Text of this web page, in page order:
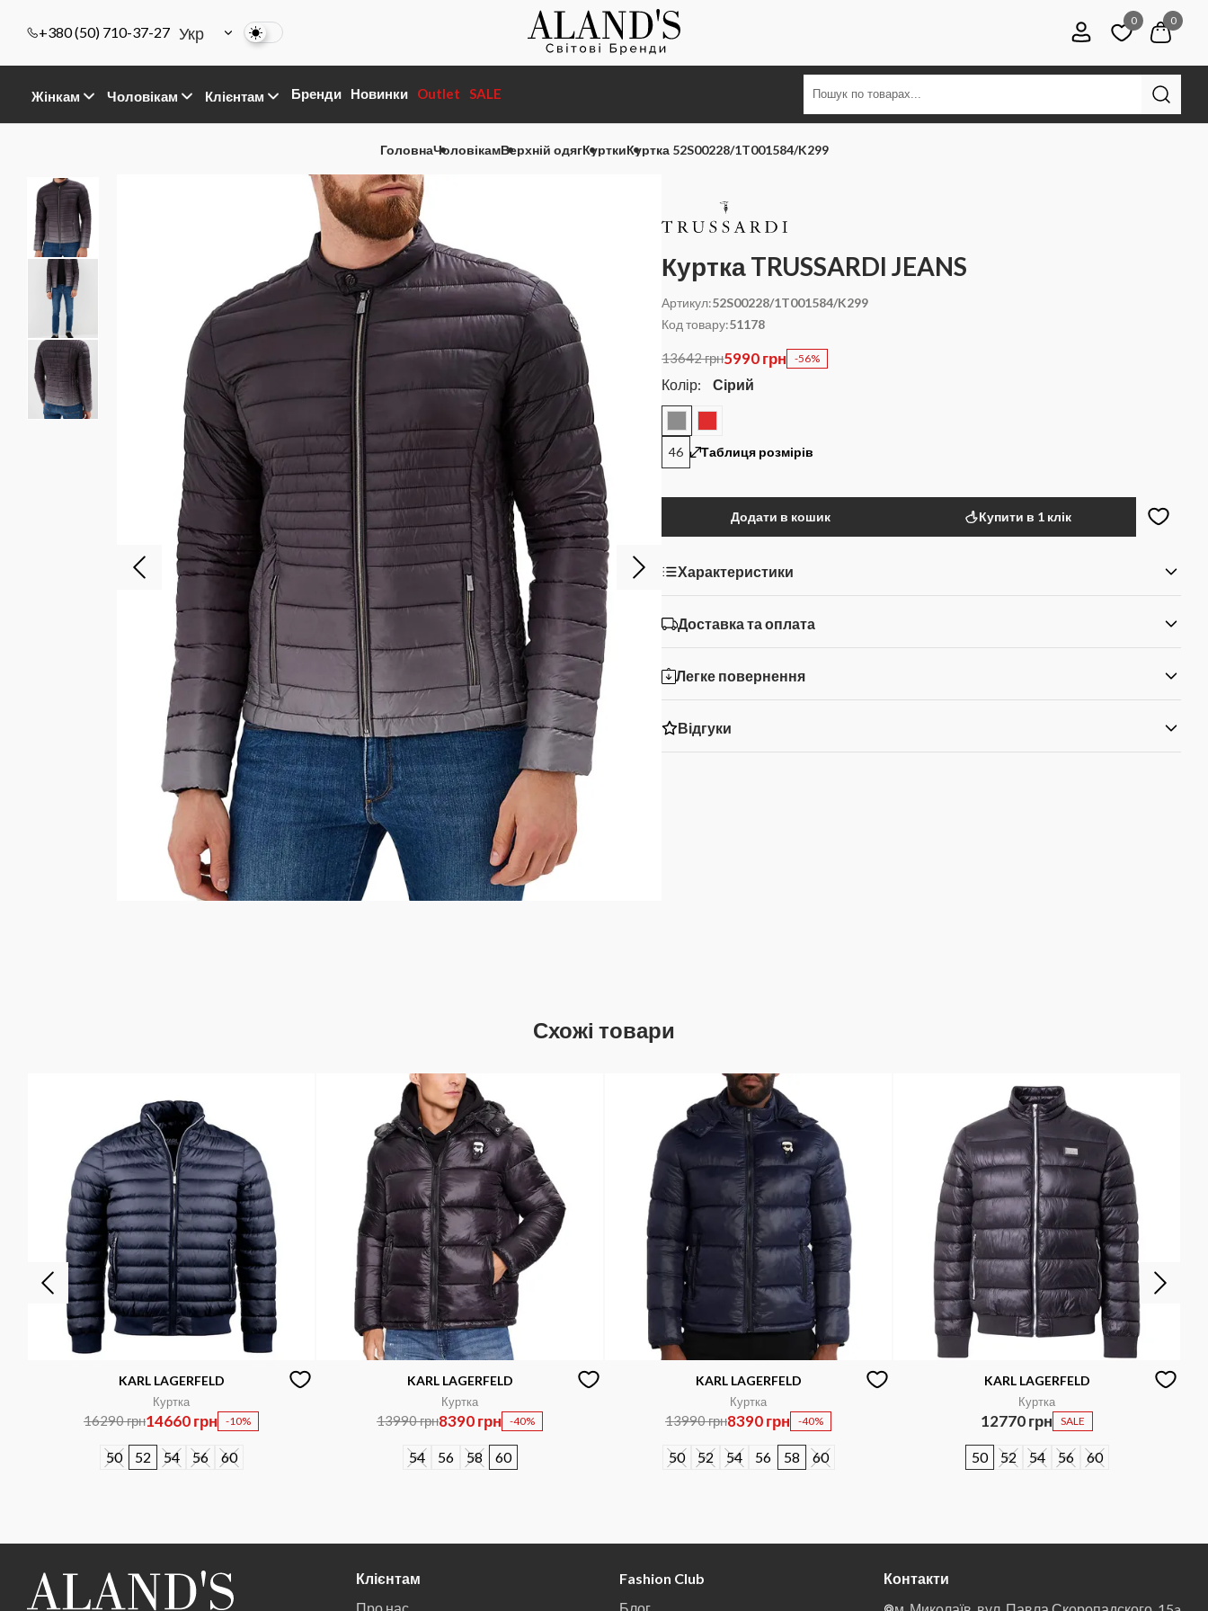
+380 (50) 710-37-27 Укр
0 0
Жінкам Чоловікам Клієнтам Бренди Новинки Outlet SALE
ГоловнаЧоловікамВерхній одягКурткиКуртка 52S00228/1T001584/K299
Куртка TRUSSARDI JEANS
Артикул:52S00228/1T001584/K299
Код товару:51178
13642 грн5990 грн -56%
Колір: Сірий
46 Таблиця розмірів
Додати в кошик Купити в 1 клік
Характеристики
Доставка та оплата
Легке повернення
Відгуки
Схожі товари
KARL LAGERFELD
Куртка
16290 грн14660 грн -10%
50 52 54 56 60
KARL LAGERFELD
Куртка
13990 грн8390 грн -40%
54 56 58 60
KARL LAGERFELD
Куртка
13990 грн8390 грн -40%
50 52 54 56 58 60
KARL LAGERFELD
Куртка
12770 грн SALE
50 52 54 56 60
Клієнтам
Про нас
Fashion Club
Блог
Контакти